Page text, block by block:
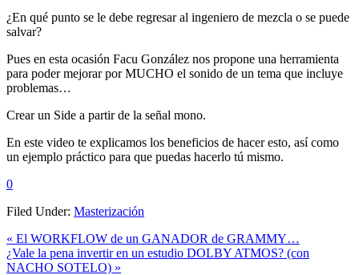
¿En qué punto se le debe regresar al ingeniero de mezcla o se puede
salvar?
Pues en esta ocasión Facu González nos propone una herramienta
para poder mejorar por MUCHO el sonido de un tema que incluye
problemas…
Crear un Side a partir de la señal mono.
En este video te explicamos los beneficios de hacer esto, así como
un ejemplo práctico para que puedas hacerlo tú mismo.
0
Filed Under: Masterización
Previous
Post:
« El WORKFLOW de un GANADOR de GRAMMY…
Next
Post:
¿Vale la pena invertir en un estudio DOLBY ATMOS? (con
NACHO SOTELO) »